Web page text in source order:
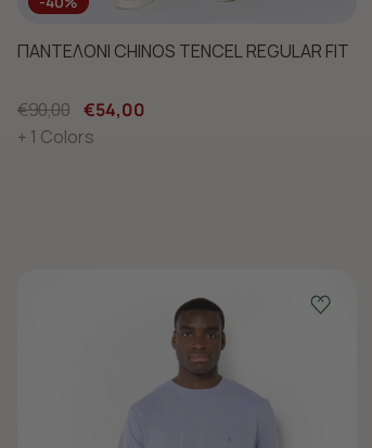
ΠΑΝΤΕΛΟΝΙ CHINOS TENCEL REGULAR FIT
€90,00 €54,00
+ 1 Colors